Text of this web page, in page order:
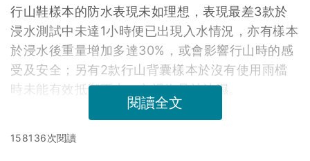
行山鞋樣本的防水表現未如理想，表現最差3款於
浸水測試中未達1小時便已出現入水情況，亦有樣本
於浸水後重量增加多達30%，或會影響行山時的感
受及安全；另有2款行山背囊樣本於沒有使用雨檔
時未能有效抵禦雨水，內裡物品被沾濕。
閱讀全文
158136次閱讀